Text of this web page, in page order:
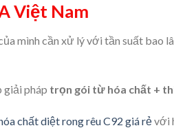
Việt Nam
mình cần xử lý với tần suất bao
giải pháp trọn gói từ hóa chất +
chất diệt rong rêu C92 giá rẻvới